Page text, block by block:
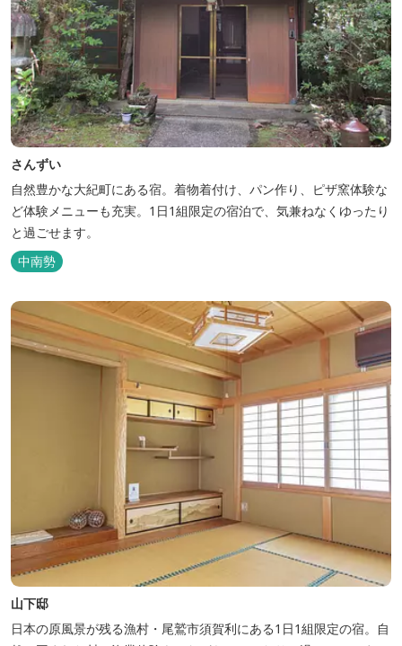
さんずい
自然豊かな大紀町にある宿。着物着付け、パン作り、ピザ窯体験な
ど体験メニューも充実。1日1組限定の宿泊で、気兼ねなくゆったり
と過ごせます。
中南勢
山下邸
日本の原風景が残る漁村・尾鷲市須賀利にある1日1組限定の宿。自